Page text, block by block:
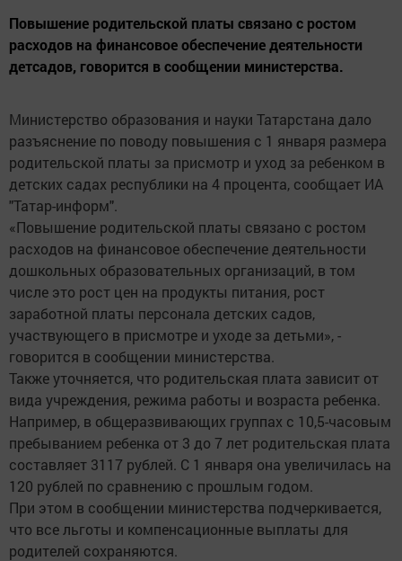
Повышение родительской платы связано с ростом
расходов на финансовое обеспечение деятельности
детсадов, говорится в сообщении министерства.
Министерство образования и науки Татарстана дало
разъяснение по поводу повышения с 1 января размера
родительской платы за присмотр и уход за ребенком в
детских садах республики на 4 процента, сообщает ИА
"Татар-информ".
«Повышение родительской платы связано с ростом
расходов на финансовое обеспечение деятельности
дошкольных образовательных организаций, в том
числе это рост цен на продукты питания, рост
заработной платы персонала детских садов,
участвующего в присмотре и уходе за детьми», -
говорится в сообщении министерства.
Также уточняется, что родительская плата зависит от
вида учреждения, режима работы и возраста ребенка.
Например, в общеразвивающих группах с 10,5-часовым
пребыванием ребенка от 3 до 7 лет родительская плата
составляет 3117 рублей. С 1 января она увеличилась на
120 рублей по сравнению с прошлым годом.
При этом в сообщении министерства подчеркивается,
что все льготы и компенсационные выплаты для
родителей сохраняются.